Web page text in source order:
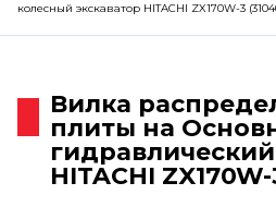
ЦЕНЫ
колесный экскаватор HITACHI ZX170W-3
Вилка
плиты на
HITACHI